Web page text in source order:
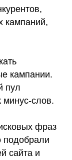
кампаний,
кампании.
пул
минус-слов.
фраз
подобрали
сайта и